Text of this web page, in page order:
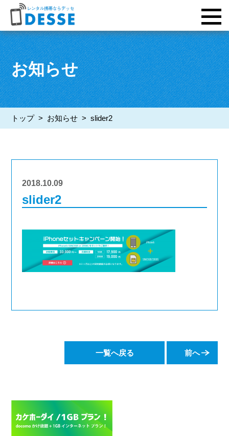
お知らせ
トップ> お知らせ >slider2
2018.10.09
slider2
一覧へ戻る 前へ